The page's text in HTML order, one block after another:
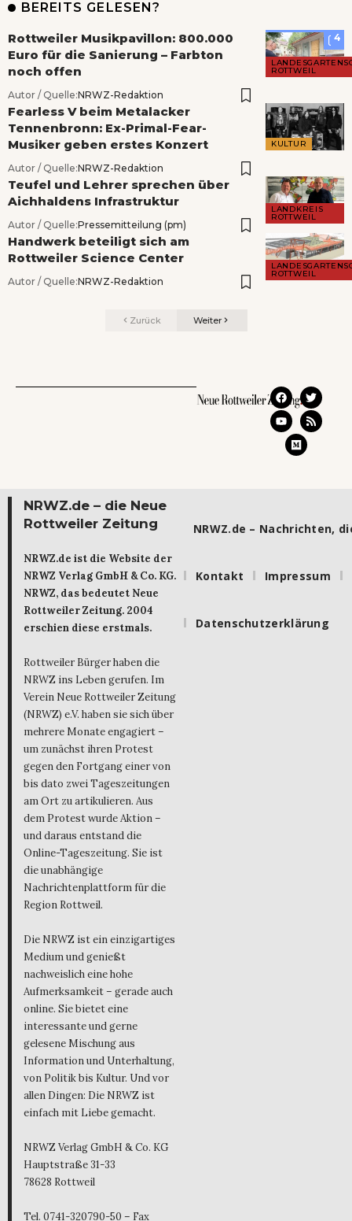
BEREITS GELESEN?
4
ROTTWEIL
Rottweiler Musikpavillon: 800.000
Euro für die Sanierung – Farbton
noch offen
Autor / Quelle:NRWZ-Redaktion
KULTUR
Fearless V beim Metalacker
Tennenbronn: Ex-Primal-Fear-
Musiker geben erstes Konzert
Autor / Quelle:NRWZ-Redaktion
LANDKREIS
ROTTWEIL
Teufel und Lehrer sprechen über
Aichhaldens Infrastruktur
Autor / Quelle:Pressemitteilung (pm)
ROTTWEIL
Handwerk beteiligt sich am
Rottweiler Science Center
Autor / Quelle:NRWZ-Redaktion
Zurück Weiter
NRWZ.de – die Neue
Rottweiler Zeitung
NRWZ.de ist die Website der
NRWZ Verlag GmbH & Co. KG.
NRWZ, das bedeutet Neue
Rottweiler Zeitung. 2004
erschien diese erstmals.
Rottweiler Bürger haben die
NRWZ ins Leben gerufen. Im
Verein Neue Rottweiler Zeitung
(NRWZ) e.V. haben sie sich über
mehrere Monate engagiert –
um zunächst ihren Protest
gegen den Fortgang einer von
bis dato zwei Tageszeitungen
am Ort zu artikulieren. Aus
dem Protest wurde Aktion –
und daraus entstand die
Online-Tageszeitung. Sie ist
die unabhängige
Nachrichtenplattform für die
Region Rottweil.
Die NRWZ ist ein einzigartiges
Medium und genießt
nachweislich eine hohe
Aufmerksamkeit – gerade auch
online. Sie bietet eine
interessante und gerne
gelesene Mischung aus
Information und Unterhaltung,
von Politik bis Kultur. Und vor
allen Dingen: Die NRWZ ist
einfach mit Liebe gemacht.
NRWZ Verlag GmbH & Co. KG
Hauptstraße 31-33
78628 Rottweil
Tel. 0741-320790-50 – Fax
NRWZ.de – Nachrichten,
Kontakt Impressum
Datenschutzerklärung